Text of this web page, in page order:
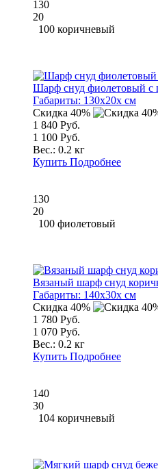
130
20
100 коричневый
Шарф снуд фиолетовый с
Габариты: 130x20x см
Скидка 40%
1 840 Руб.
1 100 Руб.
Вес.: 0.2 кг
Купить Подробнее
130
20
100 фиолетовый
Вязаный шарф снуд
Габариты: 140x30x см
Скидка 40%
1 780 Руб.
1 070 Руб.
Вес.: 0.2 кг
Купить Подробнее
140
30
104 коричневый